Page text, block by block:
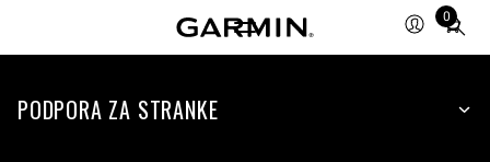
0
Total
items
cart:
PODPORA ZA STRANKE